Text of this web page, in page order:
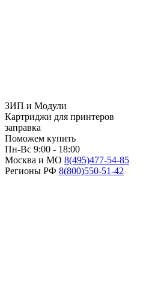
ЗИП и Модули
Картриджи для принтеров
заправка
Поможем купить
Пн-Вс 9:00 - 18:00
Москва и МО 8(495)477-54-85
Регионы РФ 8(800)550-51-42